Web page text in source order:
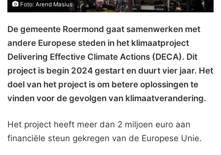
Foto: Arend Masius
De gemeente Roermond gaat samenwerken met
andere Europese steden in het klimaatproject
Delivering Effective Climate Actions (DECA). Dit
project is begin 2024 gestart en duurt vier jaar. Het
doel van het project is om betere oplossingen te
vinden voor de gevolgen van klimaatverandering.
Het project heeft meer dan 2 miljoen euro aan
financiële steun gekregen van de Europese Unie.